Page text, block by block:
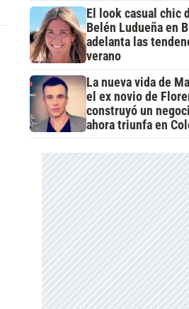
El look casual chic
Belén Ludueña en
adelanta las
verano
La nueva vida de
el ex novio de
construyó un
ahora triunfa en